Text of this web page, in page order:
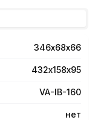
346х68х66
432х158х95
VA-IB-160
нет